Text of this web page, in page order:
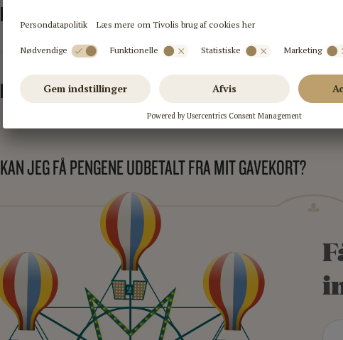
HVAD KAN GAVEKORTET BRUGES TIL?
HVORNÅR MODTAGER JEG GAVEKORTET FYSISK?
KAN JEG FÅ PENGENE UDBETALT FRA MIT GAVEKORT?